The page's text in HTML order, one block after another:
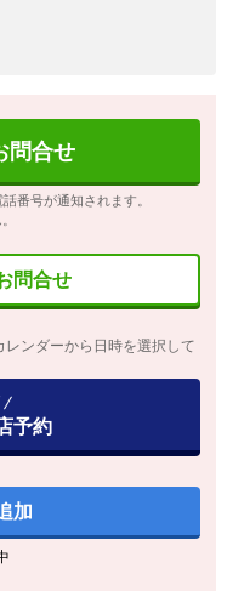
問合せ
番号が通知されます。
問合せ
レンダーから日時を選択して
予約
加